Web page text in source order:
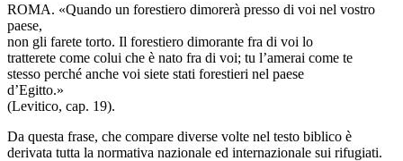
ROMA. «Quando un forestiero dimorerà presso di voi nel vostro
paese,
non gli farete torto. Il forestiero dimorante fra di voi lo
tratterete come colui che è nato fra di voi; tu l’amerai come te
stesso perché anche voi siete stati forestieri nel paese
d’Egitto.»
(Levitico, cap. 19).
Da questa frase, che compare diverse volte nel testo biblico è
derivata tutta la normativa nazionale ed internazionale sui rifugiati.